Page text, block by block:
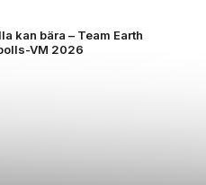
kan bära – Team Earth
VM 2026